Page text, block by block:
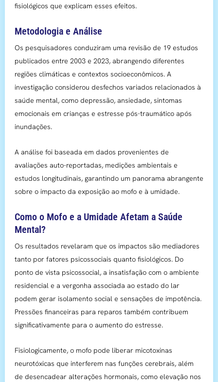
fisiológicos que explicam esses efeitos.
Metodologia e Análise
Os pesquisadores conduziram uma revisão de 19 estudos
publicados entre 2003 e 2023, abrangendo diferentes
regiões climáticas e contextos socioeconômicos. A
investigação considerou desfechos variados relacionados à
saúde mental, como depressão, ansiedade, sintomas
emocionais em crianças e estresse pós-traumático após
inundações.
A análise foi baseada em dados provenientes de
avaliações auto-reportadas, medições ambientais e
estudos longitudinais, garantindo um panorama abrangente
sobre o impacto da exposição ao mofo e à umidade.
Como o Mofo e a Umidade Afetam a Saúde
Mental?
Os resultados revelaram que os impactos são mediadores
tanto por fatores psicossociais quanto fisiológicos. Do
ponto de vista psicossocial, a insatisfação com o ambiente
residencial e a vergonha associada ao estado do lar
podem gerar isolamento social e sensações de impotência.
Pressões financeiras para reparos também contribuem
significativamente para o aumento do estresse.
Fisiologicamente, o mofo pode liberar micotoxinas
neurotóxicas que interferem nas funções cerebrais, além
de desencadear alterações hormonais, como elevação nos